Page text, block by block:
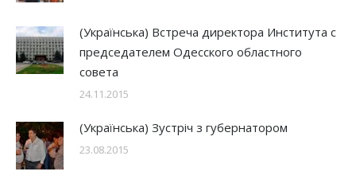
(Українська) Встреча директора Института с
председателем Одесского областного
совета
24.11.2015
(Українська) Зустріч з губернатором
23.08.2015